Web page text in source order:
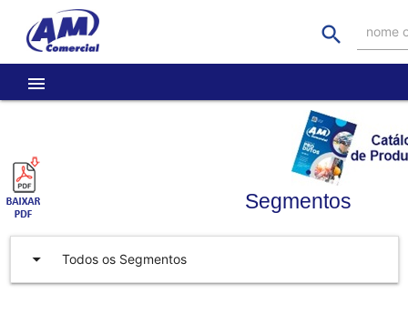
search nome
menu
Segmentos
arrow_drop_down Todos os Segmentos